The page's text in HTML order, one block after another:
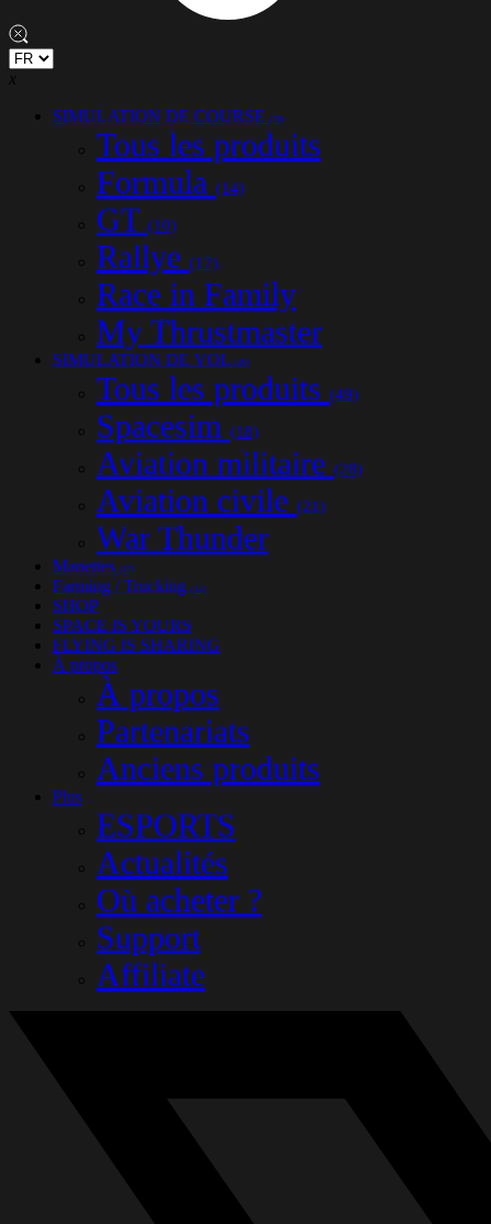
x
SIMULATION DE COURSE (70)
Tous les produits
Formula (14)
GT (10)
Rallye (17)
Race in Family
My Thrustmaster
SIMULATION DE VOL (49)
Tous les produits (49)
Spacesim (18)
Aviation militaire (28)
Aviation civile (21)
War Thunder
Manettes (27)
Farming / Trucking (12)
SHOP
SPACE IS YOURS
FLYING IS SHARING
À propos
À propos
Partenariats
Anciens produits
Plus
ESPORTS
Actualités
Où acheter ?
Support
Affiliate